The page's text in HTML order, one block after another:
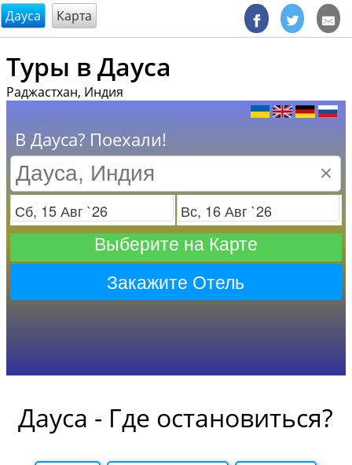
@endsectiom
Дауса Карта
Туры в Дауса
Раджастхан, Индия
В Дауса? Поехали!
×
Заезд
Выберите на Карте
Закажите Отель
Дауса - Где остановиться?